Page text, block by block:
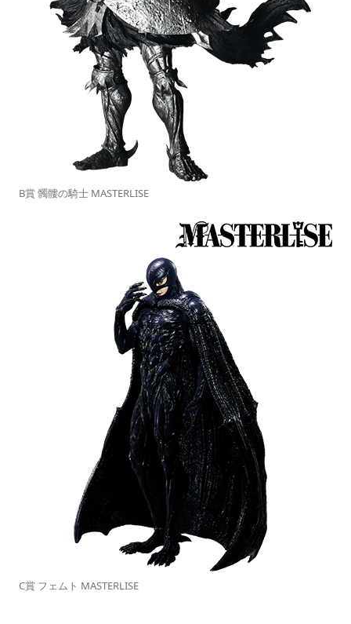
B賞 髑髏の騎士 MASTERLISE
C賞 フェムト MASTERLISE